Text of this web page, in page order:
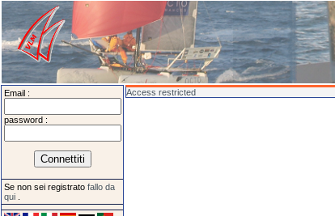
Email :
password :
Se non sei registrato fallo da
qui
Access restricted